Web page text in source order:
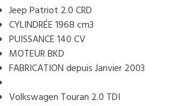
Jeep Patriot 2.0 CRD
CYLINDRÉE 1968 cm3
PUISSANCE 140 CV
MOTEUR BKD
FABRICATION depuis Janvier 2003
Volkswagen Touran 2.0 TDI